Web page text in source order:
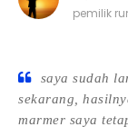
pemilik
saya sudah
sekarang,
marmer saya